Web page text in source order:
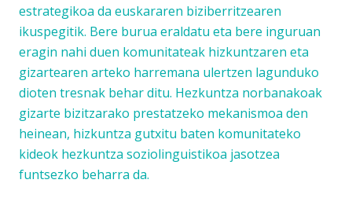
estrategikoa da euskararen biziberritzearen
ikuspegitik. Bere burua eraldatu eta bere inguruan
eragin nahi duen komunitateak hizkuntzaren eta
gizartearen arteko harremana ulertzen lagunduko
dioten tresnak behar ditu. Hezkuntza norbanakoak
gizarte bizitzarako prestatzeko mekanismoa den
heinean, hizkuntza gutxitu baten komunitateko
kideok hezkuntza soziolinguistikoa jasotzea
funtsezko beharra da.